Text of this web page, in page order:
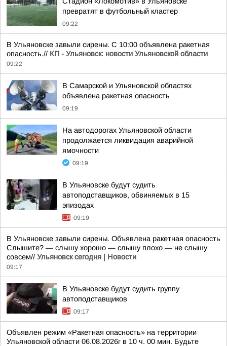
превратят в футбольный кластер
09:22
В Ульяновске завыли сирены. С 10:00 объявлена ракетная
опасность.// КП - Ульяновск: новости Ульяновской области
09:22
В Самарской и Ульяновской областях
объявлена ракетная опасность
09:19
На автодорогах Ульяновской области
продолжается ликвидация аварийной
ямочности
09:19
В Ульяновске будут судить
автоподставщиков, обвиняемых в 15
эпизодах
09:19
В Ульяновске завыли сирены. Объявлена ракетная опасность
Слышите? — слышу хорошо — слышу плохо — не слышу
совсем// Ульяновск сегодня | Новости
09:17
В Ульяновске будут судить группу
автоподставщиков
09:17
Объявлен режим «Ракетная опасность» на территории
Ульяновской области 06.08.2026г в 10 ч. 00 мин. Будьте